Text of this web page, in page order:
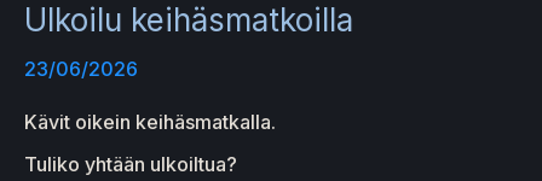
Ulkoilu keihäsmatkoilla
23/06/2026
Kävit oikein keihäsmatkalla.
Tuliko yhtään ulkoiltua?